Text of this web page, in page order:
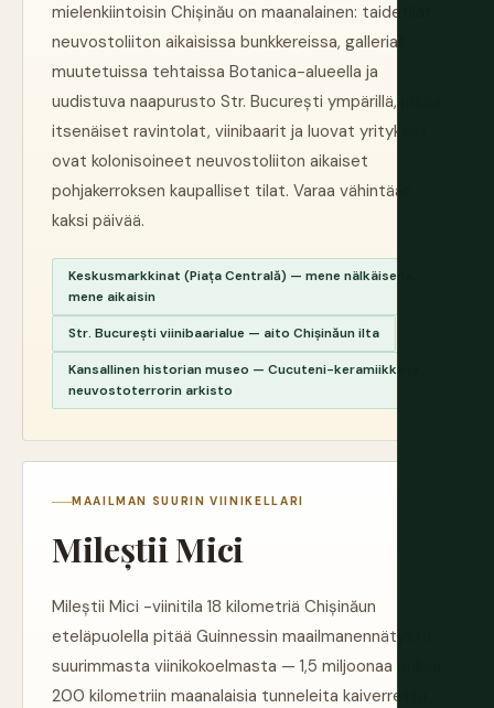
mielenkiintoisin Chișinău on maanalainen: taidetilat
neuvostoliiton aikaisissa bunkkereissa, galleriat
muutetuissa tehtaissa Botanica-alueella ja
uudistuva naapurusto Str. București ympärillä, jossa
itsenäiset ravintolat, viinibaarit ja luovat yritykset
ovat kolonisoineet neuvostoliiton aikaiset
pohjakerroksen kaupalliset tilat. Varaa vähintään
kaksi päivää.
Keskusmarkkinat (Piața Centrală) — mene nälkäisenä,
mene aikaisin
Str. București viinibaarialue — aito Chișinăun ilta
Kansallinen historian museo — Cucuteni-keramiikka ja
neuvostoterrorin arkisto
MAAILMAN SUURIN VIINIKELLARI
Mileștii Mici
Mileștii Mici -viinitila 18 kilometriä Chișinăun
eteläpuolella pitää Guinnessin maailmanennätystä
suurimmasta viinikokoelmasta — 1,5 miljoonaa pulloa
200 kilometriin maanalaisia tunneleita kaiverrettu